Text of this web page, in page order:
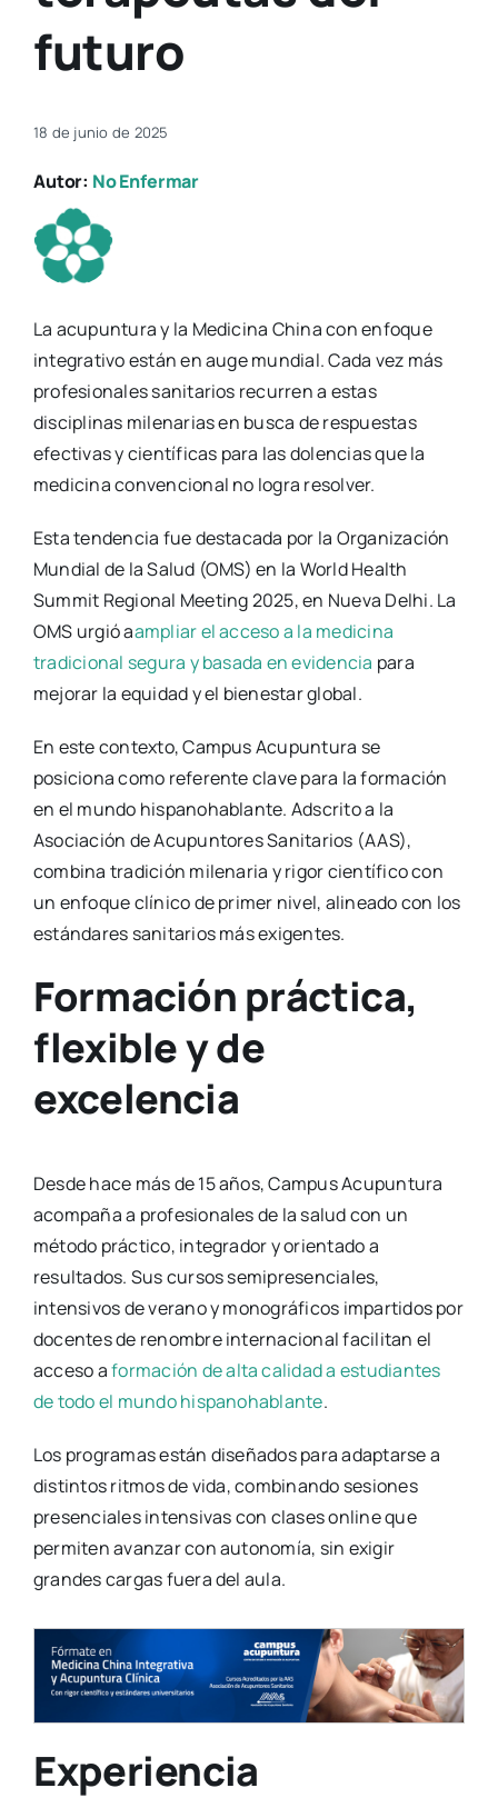
futuro
18 de junio de 2025
Autor: No Enfermar
La acupuntura y la Medicina China con enfoque
integrativo están en auge mundial. Cada vez más
profesionales sanitarios recurren a estas
disciplinas milenarias en busca de respuestas
efectivas y científicas para las dolencias que la
medicina convencional no logra resolver.
Esta tendencia fue destacada por la Organización
Mundial de la Salud (OMS) en la World Health
Summit Regional Meeting 2025, en Nueva Delhi. La
OMS urgió aampliar el acceso a la medicina
tradicional segura y basada en evidencia para
mejorar la equidad y el bienestar global.
En este contexto, Campus Acupuntura se
posiciona como referente clave para la formación
en el mundo hispanohablante. Adscrito a la
Asociación de Acupuntores Sanitarios (AAS),
combina tradición milenaria y rigor científico con
un enfoque clínico de primer nivel, alineado con los
estándares sanitarios más exigentes.
Formación práctica,
flexible y de
excelencia
Desde hace más de 15 años, Campus Acupuntura
acompaña a profesionales de la salud con un
método práctico, integrador y orientado a
resultados. Sus cursos semipresenciales,
intensivos de verano y monográficos impartidos por
docentes de renombre internacional facilitan el
acceso aformación de alta calidad a estudiantes
de todo el mundo hispanohablante.
Los programas están diseñados para adaptarse a
distintos ritmos de vida, combinando sesiones
presenciales intensivas con clases online que
permiten avanzar con autonomía, sin exigir
grandes cargas fuera del aula.
Experiencia